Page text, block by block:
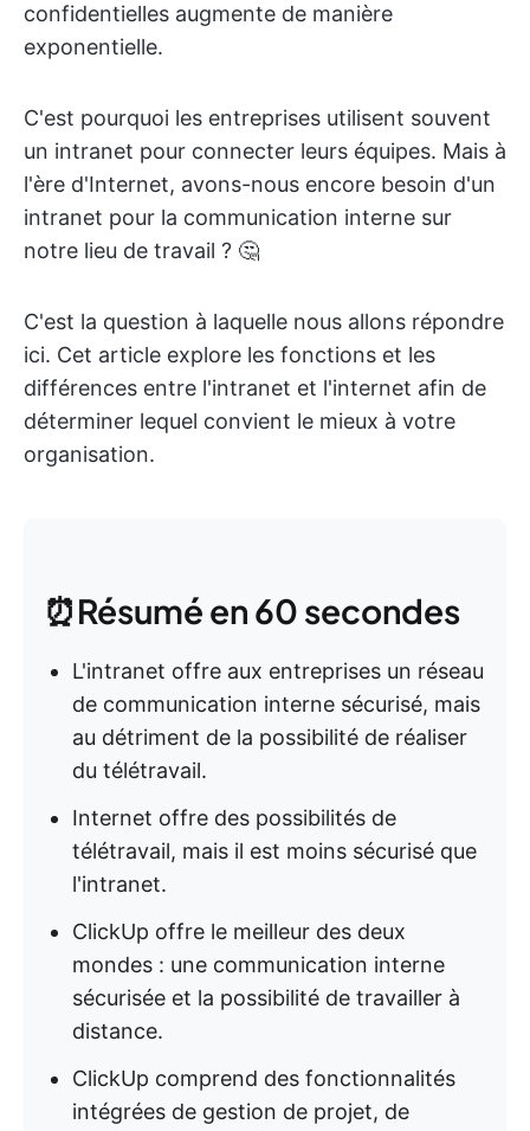
confidentielles augmente de manière
exponentielle.
C'est pourquoi les entreprises utilisent souvent
un intranet pour connecter leurs équipes. Mais à
l'ère d'Internet, avons-nous encore besoin d'un
intranet pour la communication interne sur
notre lieu de travail ? 🤔
C'est la question à laquelle nous allons répondre
ici. Cet article explore les fonctions et les
différences entre l'intranet et l'internet afin de
déterminer lequel convient le mieux à votre
organisation.
⏰Résumé en 60 secondes
L'intranet offre aux entreprises un réseau
de communication interne sécurisé, mais
au détriment de la possibilité de réaliser
du télétravail.
Internet offre des possibilités de
télétravail, mais il est moins sécurisé que
l'intranet.
ClickUp offre le meilleur des deux
mondes : une communication interne
sécurisée et la possibilité de travailler à
distance.
ClickUp comprend des fonctionnalités
intégrées de gestion de projet, de